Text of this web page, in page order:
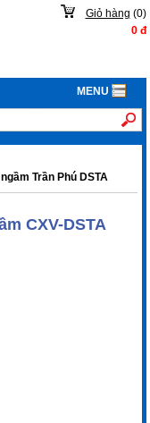
Giỏ hàng (0)
0đ
MENU
Trần Phú DSTA
CXV-DSTA